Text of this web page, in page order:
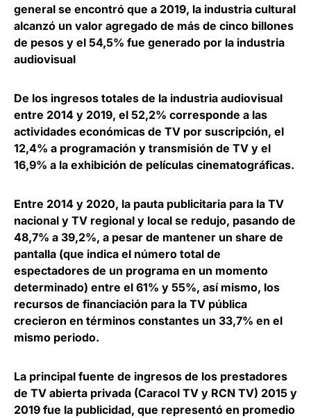
general se encontró que a 2019, la industria cultural
alcanzó un valor agregado de más de cinco billones
de pesos y el 54,5% fue generado por la industria
audiovisual
De los ingresos totales de la industria audiovisual
entre 2014 y 2019, el 52,2% corresponde a las
actividades económicas de TV por suscripción, el
12,4% a programación y transmisión de TV y el
16,9% a la exhibición de películas cinematográficas.
Entre 2014 y 2020, la pauta publicitaria para la TV
nacional y TV regional y local se redujo, pasando de
48,7% a 39,2%, a pesar de mantener un share de
pantalla (que indica el número total de
espectadores de un programa en un momento
determinado) entre el 61% y 55%, así mismo, los
recursos de financiación para la TV pública
crecieron en términos constantes un 33,7% en el
mismo periodo.
La principal fuente de ingresos de los prestadores
de TV abierta privada (Caracol TV y RCN TV) 2015 y
2019 fue la publicidad, que representó en promedio